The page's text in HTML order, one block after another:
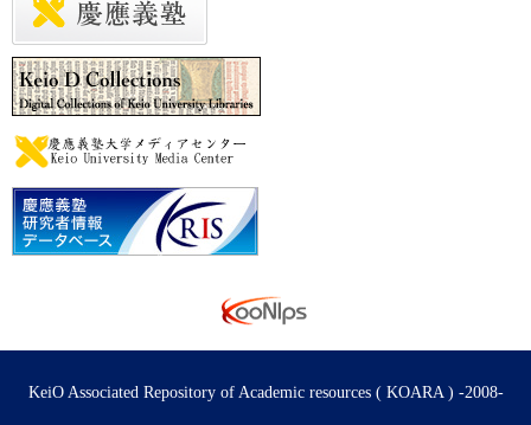
KeiO Associated Repository of Academic resources ( KOARA ) -2008-